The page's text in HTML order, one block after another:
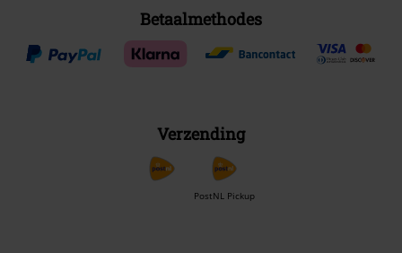
Betaalmethodes
Verzending
PostNL Pickup